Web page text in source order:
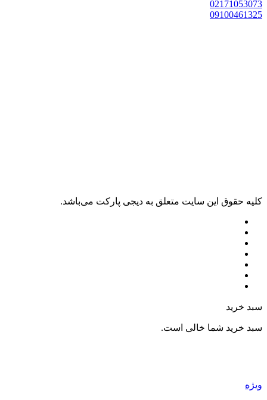
02171053073
09100461325
کليه حقوق اين سايت متعلق به دیجی پارکت می‌باشد.
سبد خرید
سبد خرید شما خالی است.
ویژه